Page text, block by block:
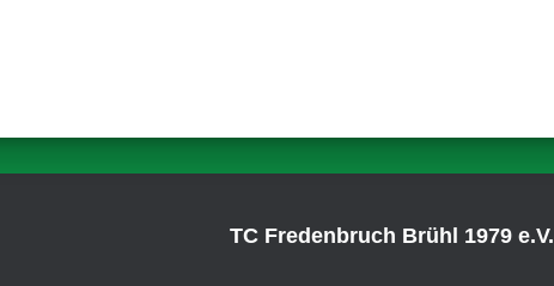
TC Fredenbruch Brühl 1979 e.V.